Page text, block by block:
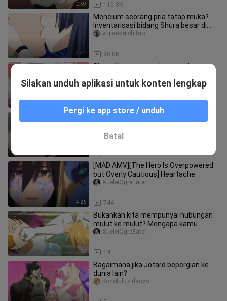
0:59 110.3K
4:41
Mencium seorang pria tatap muka?
Inventarisasi bidang Shura besar di
anime!
95.8K
yujiangaichitao
Siput: Aku sangat takut saat itu
Pria ini sangat baik~! !
Sanzhibulangxiong
4:26
[MAD AMV][The Hero Is Overpowered
but Overly Cautious] Heartache
744
XueleiOgreEater
1:52
Bukankah kita mempunyai hubungan
mulut ke mulut? Mengapa kamu
memukulku begitu kamu muncul?
14
XueleiOgreEater
Bagaimana jika Jotaro bepergian ke
dunia lain?
Konoluluzidaovo
Silakan unduh aplikasi untuk konten lengkap
Pergi ke app store / unduh
Batal